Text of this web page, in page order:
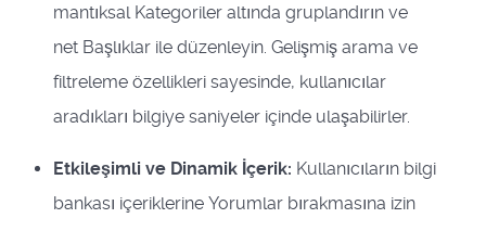
mantıksal Kategoriler altında gruplandırın ve
net Başlıklar ile düzenleyin. Gelişmiş arama ve
filtreleme özellikleri sayesinde, kullanıcılar
aradıkları bilgiye saniyeler içinde ulaşabilirler.
Etkileşimli ve Dinamik İçerik: Kullanıcıların bilgi
bankası içeriklerine Yorumlar bırakmasına izin